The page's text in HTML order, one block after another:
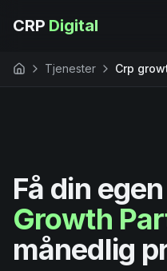
CRP Digital
Vidensbase
Kontakt
ForsideTjenester Crp
Få din egen
Growth
månedlig